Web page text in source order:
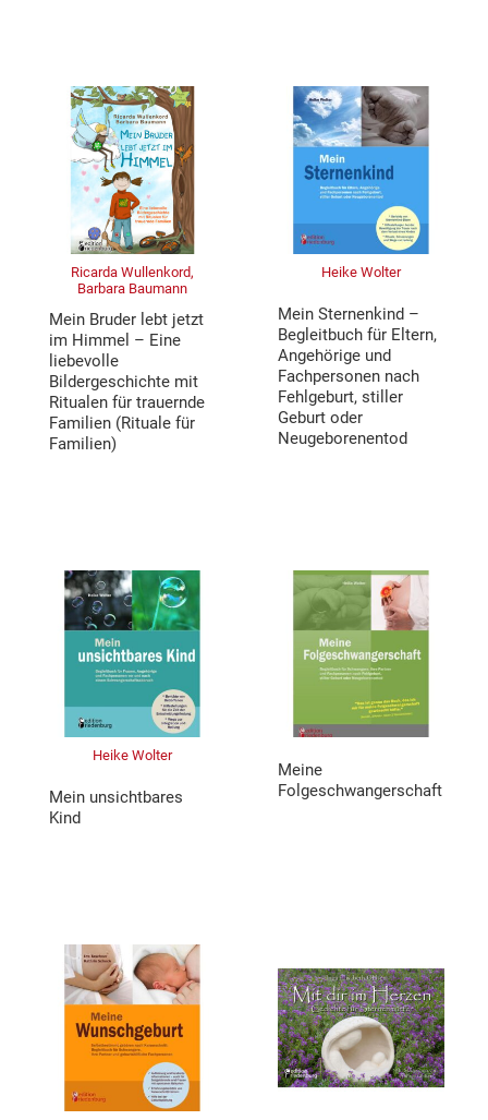
Ricarda Wullenkord,
Barbara Baumann
Mein Bruder lebt jetzt
im Himmel – Eine
liebevolle
Bildergeschichte mit
Ritualen für trauernde
Familien (Rituale für
Familien)
Heike Wolter
Mein Sternenkind –
Begleitbuch für Eltern,
Angehörige und
Fachpersonen nach
Fehlgeburt, stiller
Geburt oder
Neugeborenentod
Heike Wolter
Mein unsichtbares
Kind
Meine
Folgeschwangerschaft